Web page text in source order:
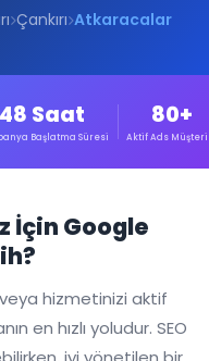
Çankırı Atkaracalar
48 Saat
Başlatma Süresi
80+
Aktif Ads
İçin Google
hizmetinizi aktif
en hızlı yoludur. SEO